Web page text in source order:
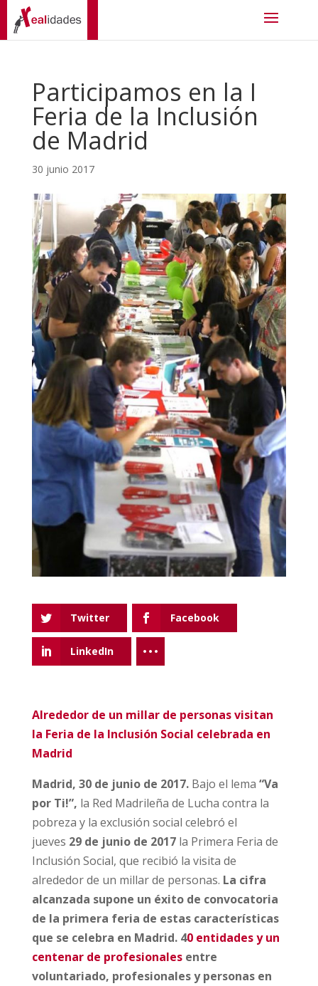
Participamos en la I
Feria de la Inclusión
de Madrid
30 junio 2017
Twitter Facebook
LinkedIn
Alrededor de un millar de personas visitan
la Feria de la Inclusión Social celebrada en
Madrid
Madrid, 30 de junio de 2017. Bajo el lema “Va
por Ti!”, la Red Madrileña de Lucha contra la
pobreza y la exclusión social celebró el
jueves 29 de junio de 2017la Primera Feria de
Inclusión Social, que recibió la visita de
alrededor de un millar de personas. La cifra
alcanzada supone un éxito de convocatoria
de la primera feria de estas características
que se celebra en Madrid. 40 entidades y un
centenar de profesionales entre
voluntariado, profesionales y personas en